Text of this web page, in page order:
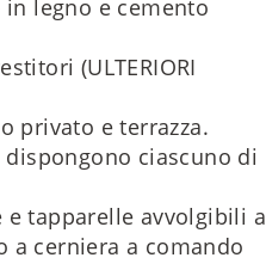
legno e cemento
(ULTERIORI
privato e terrazza.
ciascuno di
tapparelle avvolgibili a
a cerniera a comando